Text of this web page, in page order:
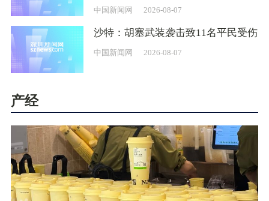
中国新闻网 2026-08-07
沙特：胡塞武装袭击致11名平民受伤
中国新闻网 2026-08-07
产经